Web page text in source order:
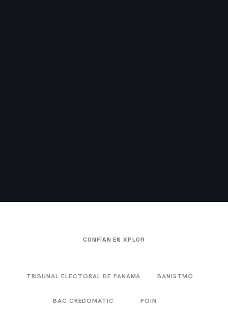
CONFÍAN EN XPLOR
TRIBUNAL ELECTORAL DE PANAMÁ BANISTMO
BAC CREDOMATIC POIN